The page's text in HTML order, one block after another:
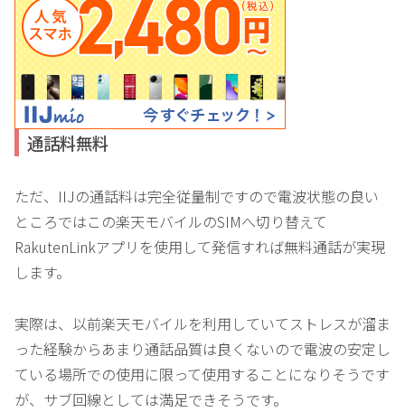
通話料無料
ただ、IIJの通話料は完全従量制ですので電波状態の良い
ところではこの楽天モバイルのSIMへ切り替えて
RakutenLinkアプリを使用して発信すれば無料通話が実現
します。
実際は、以前楽天モバイルを利用していてストレスが溜ま
った経験からあまり通話品質は良くないので電波の安定し
ている場所での使用に限って使用することになりそうです
が、サブ回線としては満足できそうです。